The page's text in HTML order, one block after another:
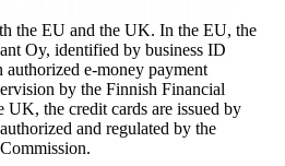
the EU and the UK. In the EU, the
Oy, identified by business ID
authorized e-money payment
by the Finnish Financial
the credit cards are issued by
and regulated by the